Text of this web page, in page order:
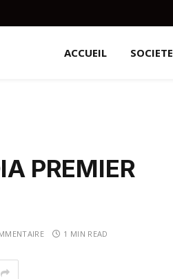
ACCUEIL SOCIETE
PREMIER
1 MIN READ